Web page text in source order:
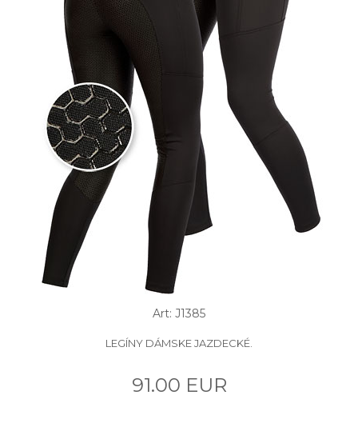
Art: J1385
LEGÍNY DÁMSKE JAZDECKÉ.
91.00 EUR